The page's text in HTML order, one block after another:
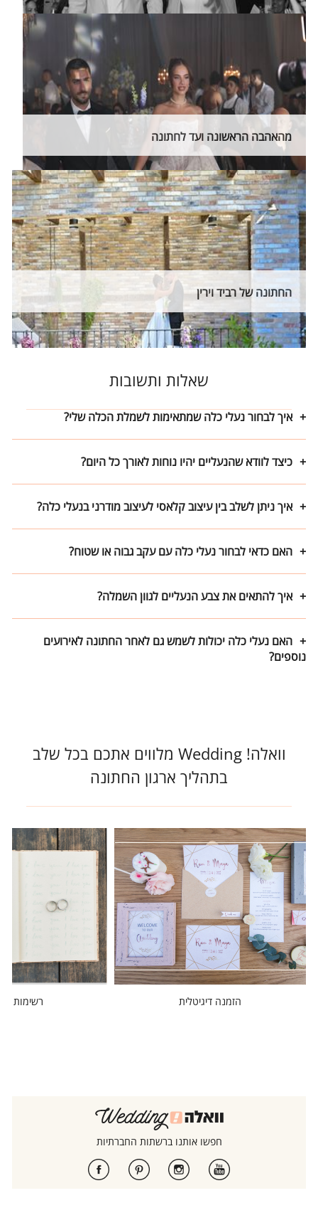
מהאהבה הראשונה ועד לחתונה
החתונה של רביד וירין
שאלות ותשובות
איך לבחור נעלי כלה שמתאימות לשמלת הכלה שלי?
כיצד לוודא שהנעליים יהיו נוחות לאורך כל היום?
איך ניתן לשלב בין עיצוב קלאסי לעיצוב מודרני בנעלי כלה?
האם כדאי לבחור נעלי כלה עם עקב גבוה או שטוח?
איך להתאים את צבע הנעליים לגוון השמלה?
האם נעלי כלה יכולות לשמש גם לאחר החתונה לאירועים
נוספים?
וואלה! Wedding מלווים אתכם בכל שלב
בתהליך ארגון החתונה
הזמנה דיגיטלית רשימות
חפשו אותנו ברשתות החברתיות